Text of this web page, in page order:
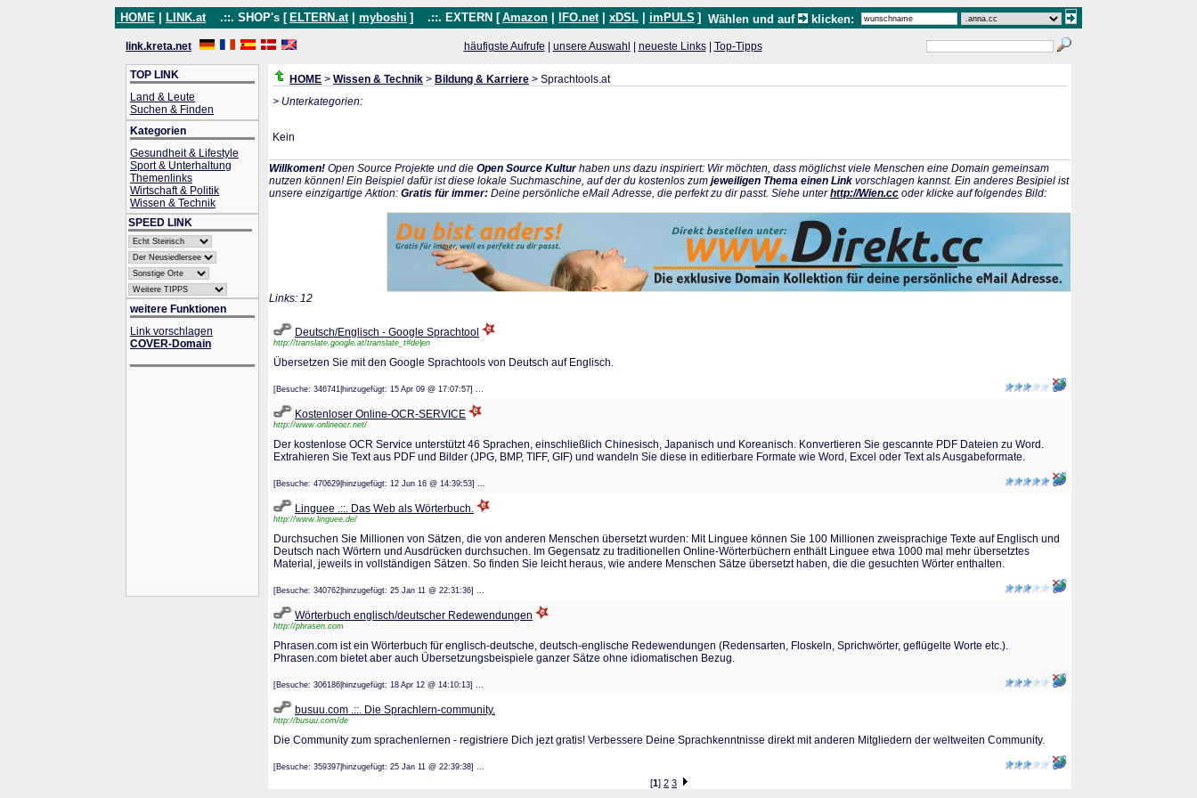
HOME LINK.at .::. SHOP's [ ELTERN.at myboshi ] .::. EXTERN [ Amazon IFO.net xDSL imPULS ] Wählen und auf klicken:
link.kreta.net häufigste Aufrufe unsere Auswahl neueste Links| Top-Tipps
TOP LINK
Land & Leute
Suchen & Finden
Kategorien
Gesundheit & Lifestyle
Sport & Unterhaltung
Themenlinks
Wirtschaft & Politik
Wissen & Technik
SPEED LINK
weitere Funktionen
Link vorschlagen
COVER-Domain
HOME > Wissen & Technik > Bildung & Karriere > Sprachtools.at
> Unterkategorien:
Kein
Willkomen! Open Source Projekte und die Open Source Kulturhaben uns dazu inspiriert: Wir möchten, dass möglichst viele Menschen eine Domain gemeinsam
nutzen können! Ein Beispiel dafür ist diese lokale Suchmaschine, auf der du kostenlos zum jeweiligen Thema einen Link vorschlagen kannst. Ein anderes Besipiel ist
unsere einzigartige Aktion: Gratis für immer: Deine persönliche eMail Adresse, die perfekt zu dir passt. Siehe unterhttp://Wien.cc oder klicke auf folgendes Bild:
Links: 12
Deutsch/Englisch - Google Sprachtool
http://translate.google.at/translate_t#de|en
Übersetzen Sie mit den Google Sprachtools von Deutsch auf Englisch.
[Besuche: 346741|hinzugefügt: 15 Apr 09 @ 17:07:57] ...
Kostenloser Online-OCR-SERVICE
http://www.onlineocr.net/
Der kostenlose OCR Service unterstützt 46 Sprachen, einschließlich Chinesisch, Japanisch und Koreanisch. Konvertieren Sie gescannte PDF Dateien zu Word.
Extrahieren Sie Text aus PDF und Bilder (JPG, BMP, TIFF, GIF) und wandeln Sie diese in editierbare Formate wie Word, Excel oder Text als Ausgabeformate.
[Besuche: 470629|hinzugefügt: 12 Jun 16 @ 14:39:53] ...
Linguee .::. Das Web als Wörterbuch.
http://www.linguee.de/
Durchsuchen Sie Millionen von Sätzen, die von anderen Menschen übersetzt wurden: Mit Linguee können Sie 100 Millionen zweisprachige Texte auf Englisch und
Deutsch nach Wörtern und Ausdrücken durchsuchen. Im Gegensatz zu traditionellen Online-Wörterbüchern enthält Linguee etwa 1000 mal mehr übersetztes
Material, jeweils in vollständigen Sätzen. So finden Sie leicht heraus, wie andere Menschen Sätze übersetzt haben, die die gesuchten Wörter enthalten.
[Besuche: 340762|hinzugefügt: 25 Jan 11 @ 22:31:36] ...
Wörterbuch englisch/deutscher Redewendungen
http://phrasen.com
Phrasen.com ist ein Wörterbuch für englisch-deutsche, deutsch-englische Redewendungen (Redensarten, Floskeln, Sprichwörter, geflügelte Worte etc.).
Phrasen.com bietet aber auch Übersetzungsbeispiele ganzer Sätze ohne idiomatischen Bezug.
[Besuche: 306186|hinzugefügt: 18 Apr 12 @ 14:10:13] ...
busuu.com .::. Die Sprachlern-community.
http://busuu.com/de
Die Community zum sprachenlernen - registriere Dich jezt gratis! Verbessere Deine Sprachkenntnisse direkt mit anderen Mitgliedern der weltweiten Community.
[Besuche: 359397|hinzugefügt: 25 Jan 11 @ 22:39:38] ...
[1] 2 3